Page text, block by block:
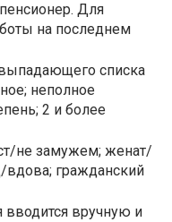
Для
на последнем
списка
неполное
2 и более
не замужем; женат/
гражданский
вводится вручную и